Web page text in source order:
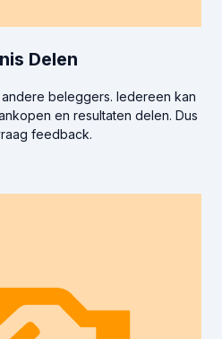
Delen
beleggers. Iedereen kan
en resultaten delen. Dus
feedback.